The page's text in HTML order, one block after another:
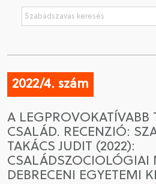
SZOCIOLÓGIAI SZEMLE
CSATLAKOZÁS A TÁRSASÁGHOZ /
TAGSÁGOMAT
2022/4. szám
A LEGPROVOKATÍVABB
CSALÁD. RECENZIÓ:
TAKÁCS JUDIT (2022):
CSALÁDSZOCIOLÓGIAI
DEBRECENI EGYETEMI